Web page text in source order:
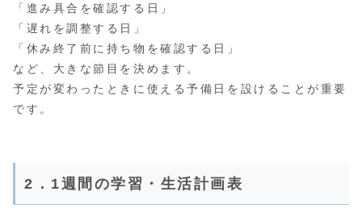
「進み具合を確認する日」
「遅れを調整する日」
「休み終了前に持ち物を確認する日」
など、大きな節目を決めます。
予定が変わったときに使える予備日を設けることが重要
です。
2．1週間の学習・生活計画表